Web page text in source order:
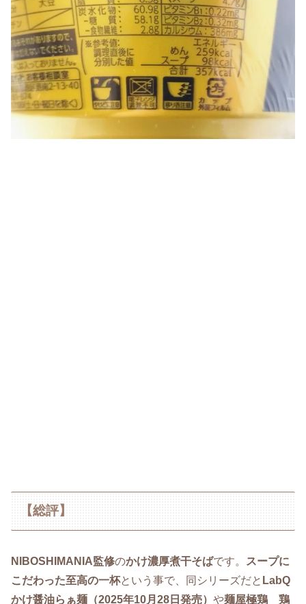
【総評】
NIBOSHIMANIA監修のかけ濃厚煮干そばです。
スープに
こだわった至高の一杯という事で、同シリーズだと LabQ
かけ醤油らぁ麺（2025年10月28日発売） や麺屋極鶏 鶏